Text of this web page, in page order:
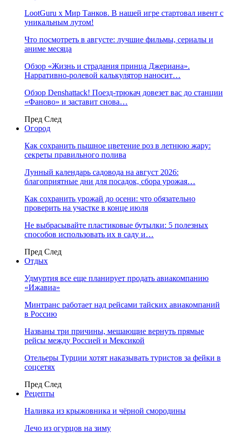
LootGuru x Мир Танков. В нашей игре стартовал ивент с
уникальным лутом!
Что посмотреть в августе: лучшие фильмы, сериалы и
аниме месяца
Обзор «Жизнь и страдания принца Джериана».
Нарративно-ролевой калькулятор наносит…
Обзор Denshattack! Поезд-трюкач довезет вас до станции
«Фаново» и заставит снова…
Пред След
Огород
Как сохранить пышное цветение роз в летнюю жару:
секреты правильного полива
Лунный календарь садовода на август 2026:
благоприятные дни для посадок, сбора урожая…
Как сохранить урожай до осени: что обязательно
проверить на участке в конце июля
Не выбрасывайте пластиковые бутылки: 5 полезных
способов использовать их в саду и…
Пред След
Отдых
Удмуртия все еще планирует продать авиакомпанию
«Ижавиа»
Минтранс работает над рейсами тайских авиакомпаний
в Россию
Названы три причины, мешающие вернуть прямые
рейсы между Россией и Мексикой
Отельеры Турции хотят наказывать туристов за фейки в
соцсетях
Пред След
Рецепты
Наливка из крыжовника и чёрной смородины
Лечо из огурцов на зиму